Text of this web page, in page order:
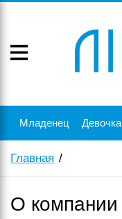
Младенец Девочка
Главная
О компании